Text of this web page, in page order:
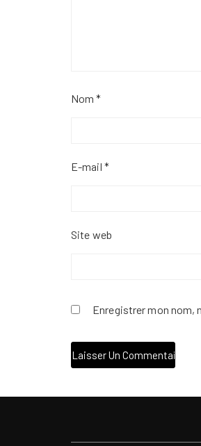
Nom*
E-mail *
Site web
Enregistrer mon nom,